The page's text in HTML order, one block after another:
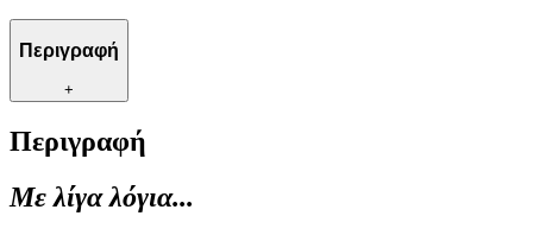
Περιγραφή
+
Περιγραφή
Με λίγα λόγια...